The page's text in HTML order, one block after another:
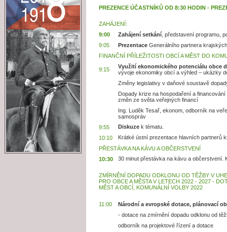
PREZENCE ÚČASTNÍKŮ OD 8:30 HODIN -
ZAHÁJENÍ:
9:00
Zahájení setkání, představení programu,
9:05
Prezentace Generálního partnera
FINANČNÍ PŘÍLEŽITOSTI OBCÍ A MĚST DO
9:15
Využití ekonomického potenciálu obce
vývoje ekonomiky obcí a výhled – ukázky
Změny legislativy v daňové soustavě
Dopady krize na hospodaření a
změn ze světa veřejných financí
Ing. Luděk Tesař, ekonom, odborník na
samospráv
9:55
Diskuzek tématu.
10:10
Krátké ústní prezentace hlavních partnerů
PŘESTÁVKA NA KÁVU A OBČERSTVENÍ
10:30
30 minut přestávka na kávu a občerstvení.
ZMÍRNĚNÍ DOPADU ODKLONU OD TĚŽBY V
PRO OBCE A MĚSTA V LETECH 2022 - 2027 -
MĚST A OBCÍ, KOMUNÁLNÍ VOLBY 2022
11:00
Národní a evropské dotace, plánovací
- dotace na zmírnění dopadu odklonu od
odborník na projektové řízení a dotace